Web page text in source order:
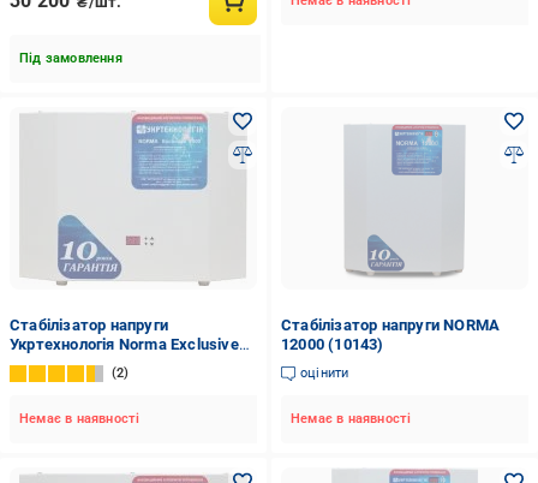
Під замовлення
Стабілізатор напруги
Укртехнологія Norma Exclusive
7500
2
Немає в наявності
Стабілізатор напруги NORMA
12000 (10143)
оцінити
Немає в наявності